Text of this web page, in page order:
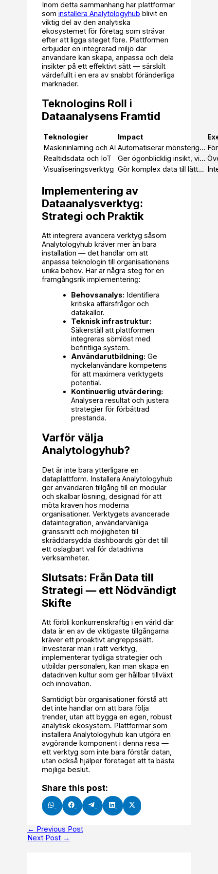
Inom detta sammanhang har plattformar
som installera Analytologyhub blivit en
viktig del av den analytiska
ekosystemet för företag som strävar
efter att ligga steget före. Plattformen
erbjuder en integrerad miljö där
användare kan skapa, anpassa och dela
insikter på ett effektivt sätt — särskilt
värdefullt i en era av snabbt föränderliga
marknader.
Teknologins Roll i
Dataanalysens Framtid
Teknologier Impact
Maskininlärning och AI
Automatiserar mönsterigenkänning och prediktiv analys för att förbättra strategisk planering.
Realtidsdata och IoT
Ger ögonblicklig insikt, vilket möjliggör snabba åtgärder och förbättrad operativ effektivitet.
Visualiseringsverktyg
Gör komplex data till lättförståeliga insikter för beslutsfattare.
Implementering av
Dataanalysverktyg:
Strategi och Praktik
Att integrera avancera verktyg såsom
Analytologyhub kräver mer än bara
installation — det handlar om att
anpassa teknologin till organisationens
unika behov. Här är några steg för en
framgångsrik implementering:
Behovsanalys: Identifiera
kritiska affärsfrågor och
datakällor.
Teknisk infrastruktur:
Säkerställ att plattformen
integreras sömlöst med
befintliga system.
Användarutbildning: Ge
nyckelanvändare kompetens
för att maximera verktygets
potential.
Kontinuerlig utvärdering:
Analysera resultat och justera
strategier för förbättrad
prestanda.
Varför välja
Analytologyhub?
Det är inte bara ytterligare en
dataplattform. Installera Analytologyhub
ger användaren tillgång till en modulär
och skalbar lösning, designad för att
möta kraven hos moderna
organisationer. Verktygets avancerade
dataintegration, användarvänliga
gränssnitt och möjligheten till
skräddarsydda dashboards gör det till
ett oslagbart val för datadrivna
verksamheter.
Slutsats: Från Data till
Strategi — ett Nödvändigt
Skifte
Att förbli konkurrenskraftig i en värld där
data är en av de viktigaste tillgångarna
kräver ett proaktivt angreppssätt.
Investerar man i rätt verktyg,
implementerar tydliga strategier och
utbildar personalen, kan man skapa en
datadriven kultur som ger hållbar tillväxt
och innovation.
Samtidigt bör organisationer förstå att
det inte handlar om att bara följa
trender, utan att bygga en egen, robust
analytisk ekosystem. Plattformar som
installera Analytologyhub kan utgöra en
avgörande komponent i denna resa —
ett verktyg som inte bara förstår datan,
utan också hjälper företaget att ta bästa
möjliga beslut.
Share this post:
Share
on
WhatsApp
Share
on
Facebook
Share
on
Telegram
Share
on
LinkedIn
Share
on
X
← Previous Post
Next Post →